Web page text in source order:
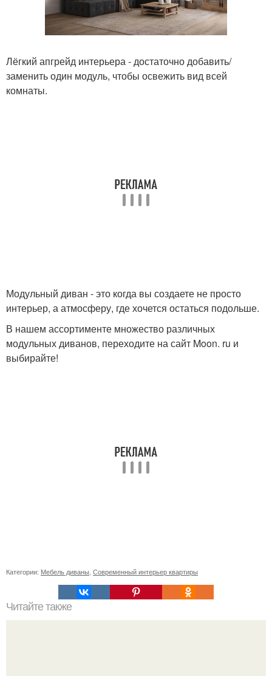
Лёгкий апгрейд интерьера - достаточно добавить/
заменить один модуль, чтобы освежить вид всей
комнаты.
Модульный диван - это когда вы создаете не просто
интерьер, а атмосферу, где хочется остаться подольше.
В нашем ассортименте множество различных
модульных диванов, переходите на сайт Moon. ru и
выбирайте!
Категории: Мебель диваны Современный интерьер квартиры
Читайте также